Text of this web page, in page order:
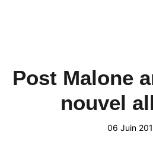
Post Malone
nouvel
06 Juin